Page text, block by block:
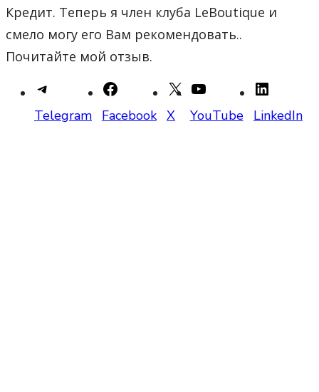
Кредит. Теперь я член клуба LeBoutique и
смело могу его Вам рекомендовать..
Почитайте мой отзыв.
Telegram Facebook X YouTube LinkedIn